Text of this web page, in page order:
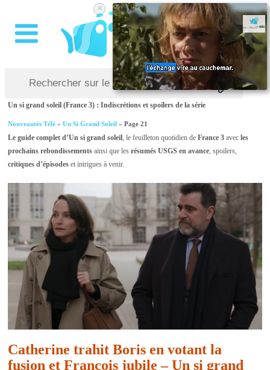
Un si grand soleil (France 3) : Indiscrétions et spoilers de la série
Nouveautés Télé »Un Si Grand Soleil »Page 21
Le guide complet d’Un si grand soleil, le feuilleton quotidien deFrance 3 avecles
prochains rebondissements ainsi que lesrésumés USGS en avance, spoilers,
critiques d’épisodes et intrigues à venir.
Catherine trahit Boris en votant la
fusion et François jubile – Un si grand
×